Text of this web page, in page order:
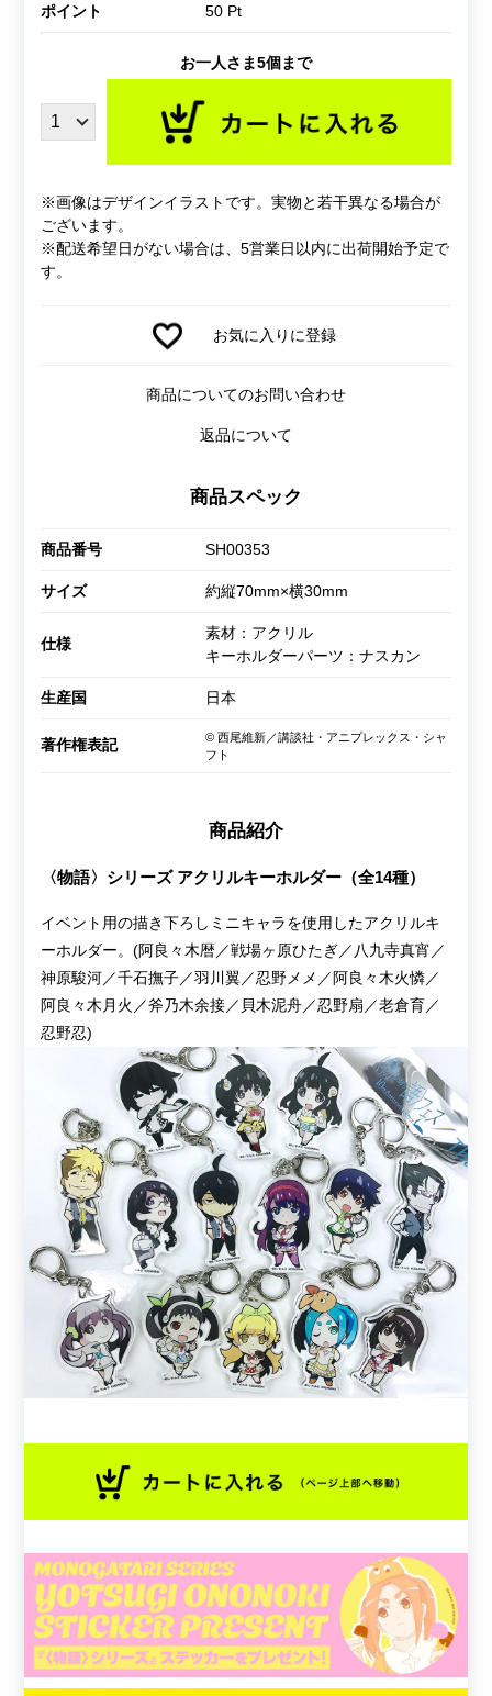
ポイント 50 Pt
お一人さま5個まで
※画像はデザインイラストです。実物と若干異なる場合が
ございます。
※配送希望日がない場合は、5営業日以内に出荷開始予定で
す。
お気に入りに登録
商品についてのお問い合わせ
返品について
商品スペック
商品番号 SH00353
サイズ 約縦70mm×横30mm
仕様
素材：アクリル
キーホルダーパーツ：ナスカン
生産国 日本
著作権表記
© 西尾維新／講談社・アニプレックス・シャ
フト
商品紹介
〈物語〉シリーズ アクリルキーホルダー（全14種）
イベント用の描き下ろしミニキャラを使用したアクリルキ
ーホルダー。(阿良々木暦／戦場ヶ原ひたぎ／八九寺真宵／
神原駿河／千石撫子／羽川翼／忍野メメ／阿良々木火憐／
阿良々木月火／斧乃木余接／貝木泥舟／忍野扇／老倉育／
忍野忍)